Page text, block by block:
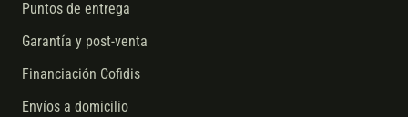
Puntos de entrega
Garantía y post-venta
Financiación Cofidis
Envíos a domicilio